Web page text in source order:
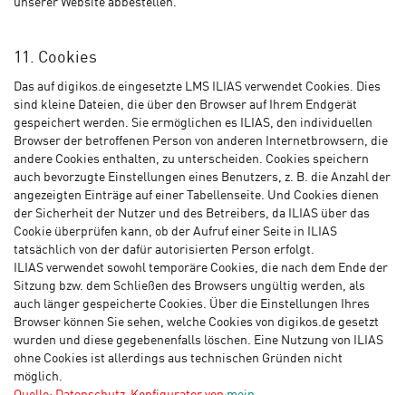
11. Cookies
Das auf digikos.de eingesetzte LMS ILIAS verwendet Cookies. Dies
sind kleine Dateien, die über den Browser auf Ihrem Endgerät
gespeichert werden. Sie ermöglichen es ILIAS, den individuellen
Browser der betroffenen Person von anderen Internetbrowsern, die
andere Cookies enthalten, zu unterscheiden. Cookies speichern
auch bevorzugte Einstellungen eines Benutzers, z. B. die Anzahl der
angezeigten Einträge auf einer Tabellenseite. Und Cookies dienen
der Sicherheit der Nutzer und des Betreibers, da ILIAS über das
Cookie überprüfen kann, ob der Aufruf einer Seite in ILIAS
tatsächlich von der dafür autorisierten Person erfolgt.
ILIAS verwendet sowohl temporäre Cookies, die nach dem Ende der
Sitzung bzw. dem Schließen des Browsers ungültig werden, als
auch länger gespeicherte Cookies. Über die Einstellungen Ihres
Browser können Sie sehen, welche Cookies von digikos.de gesetzt
wurden und diese gegebenenfalls löschen. Eine Nutzung von ILIAS
ohne Cookies ist allerdings aus technischen Gründen nicht
möglich.